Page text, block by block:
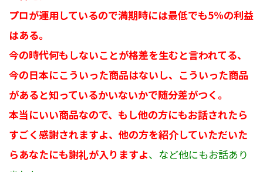
プロが運用しているので満期時には最低でも5%の利益
はある。
今の時代何もしないことが格差を生むと言われてる、
今の日本にこういった商品はないし、こういった商品
があると知っているかいないかで随分差がつく。
本当にいい商品なので、もし他の方にもお話されたら
すごく感謝されますよ、他の方を紹介していただいた
らあなたにも謝礼が入りますよ、など他にもお話あり